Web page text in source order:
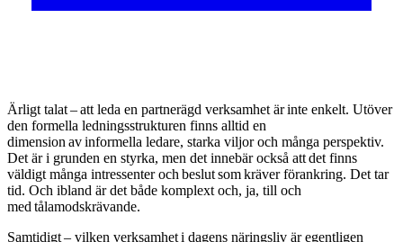
Ärligt talat – att leda en partnerägd verksamhet är inte enkelt. Utöver
den formella ledningsstrukturen finns alltid en
dimension av informella ledare, starka viljor och många perspektiv.
Det är i grunden en styrka, men det innebär också att det finns
väldigt många intressenter och beslut som kräver förankring. Det tar
tid. Och ibland är det både komplext och, ja, till och
med tålamodskrävande.
Samtidigt – vilken verksamhet i dagens näringsliv är egentligen